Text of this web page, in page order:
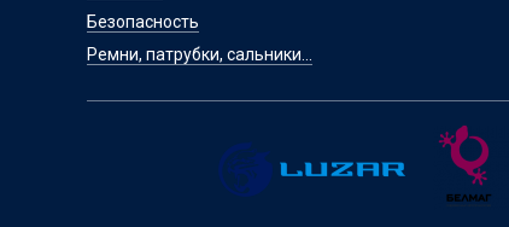
Безопасность
Ремни, патрубки, сальники...